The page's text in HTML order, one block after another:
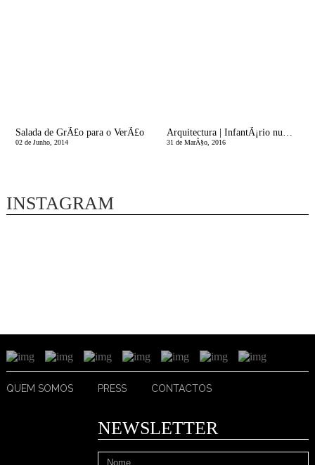
Salada de GrÃ£o para o VerÃ£o
02 de Junho, 2014
Arquitectura | InfantÃ¡rio numa Vinha
31 de MarÃ§o, 2016
INSTAGRAM
QUEM SOMOS PRESS CONTACTOS
NEWSLETTER